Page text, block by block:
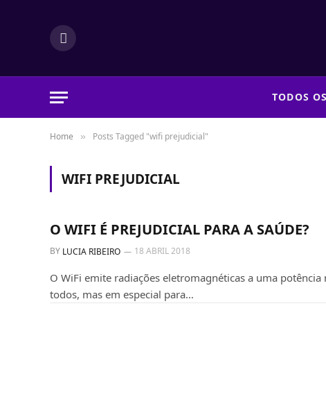
Facebook
TODOS
Home » Posts Tagged "wifi prejudicial"
WIFI PREJUDICIAL
O WIFI É PREJUDICIAL PARA A SAÚDE?
BY LUCIA RIBEIRO 18 ABRIL 2018
O WiFi emite radiações eletromagnéticas a uma
todos, mas em especial para…